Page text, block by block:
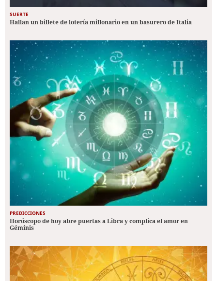
SUERTE
Hallan un billete de lotería millonario en un basurero de Italia
PREDICCIONES
Horóscopo de hoy abre puertas a Libra y complica el amor en
Géminis